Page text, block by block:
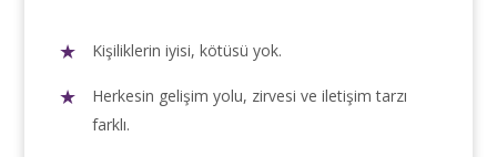
Kişiliklerin iyisi, kötüsü yok.
Herkesin gelişim yolu, zirvesi ve iletişim tarzı
farklı.